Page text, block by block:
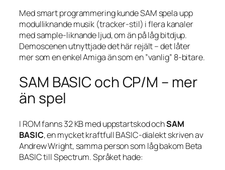
Med smart programmering kunde SAM spela upp
modulliknande musik (tracker-stil) i flera kanaler
med sample-liknande ljud, om än på låg bitdjup.
Demoscenen utnyttjade det här rejält – det låter
mer som en enkel Amiga än som en ”vanlig” 8-bitare.
SAM BASIC och CP/M – mer
än spel
I ROM fanns 32 KB med uppstarts­kod ochSAM
BASIC, en mycket kraftfull BASIC-dialekt skriven av
Andrew Wright, samma person som låg bakom Beta
BASIC till Spectrum. Språket hade: